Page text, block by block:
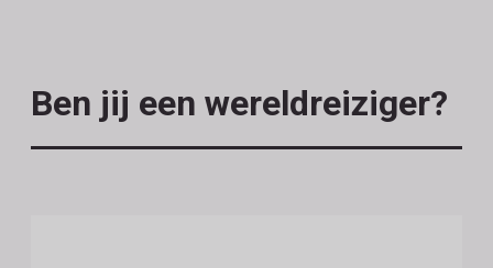
Ben jij een wereldreiziger?